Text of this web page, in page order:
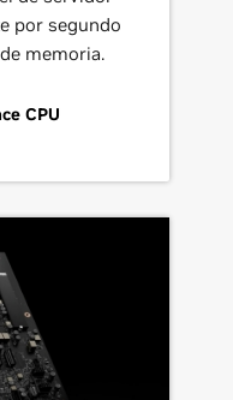
por segundo
memoria.
CPU